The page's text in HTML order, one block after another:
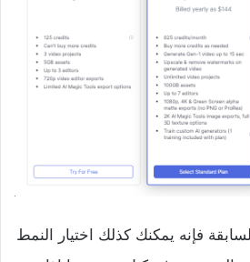
فإنه يمكنك كذلك اختيار النمط